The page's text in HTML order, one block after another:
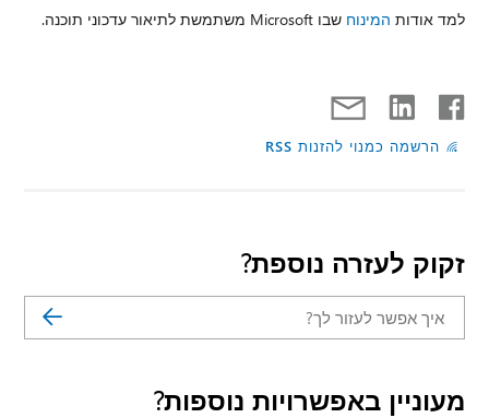
למד אודות המינוח שבו Microsoft משתמשת לתיאור עדכוני תוכנה.
הרשמה כמנוי להזנות RSS
זקוק לעזרה נוספת?
מעוניין באפשרויות נוספות?